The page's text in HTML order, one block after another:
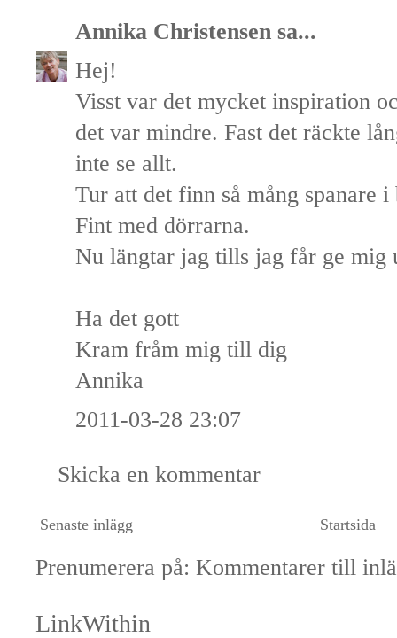
Annika Christensen sa...
Hej!
Visst var det mycket inspiration
det var mindre. Fast det räckte
inte se allt.
Tur att det finn så mång spanare
Fint med dörrarna.
Nu längtar jag tills jag får ge mig
Ha det gott
Kram fråm mig till dig
Annika
2011-03-28 23:07
Skicka en kommentar
Senaste inlägg Startsida
Prenumerera på: Kommentarer till
LinkWithin